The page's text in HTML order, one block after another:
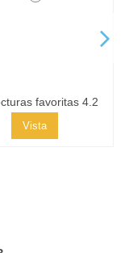
favoritas 4.2
Vista